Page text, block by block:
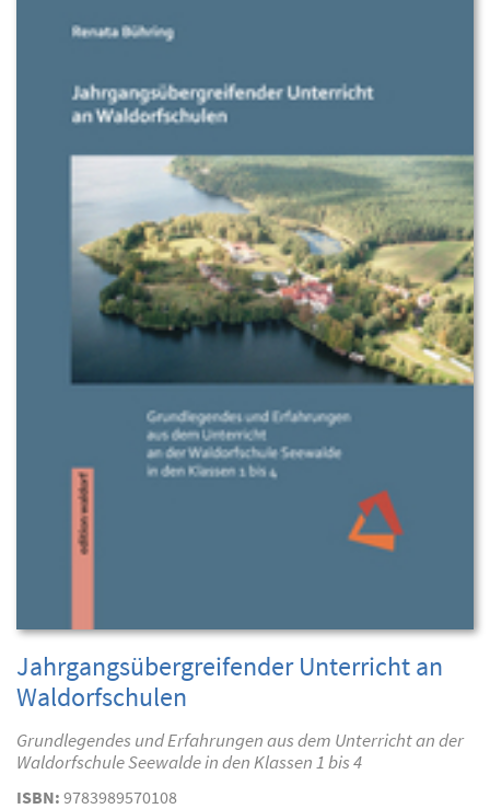
Jahrgangsübergreifender Unterricht an
Waldorfschulen
Grundlegendes und Erfahrungen aus dem Unterricht an der
Waldorfschule Seewalde in den Klassen 1 bis 4
ISBN: 9783989570108